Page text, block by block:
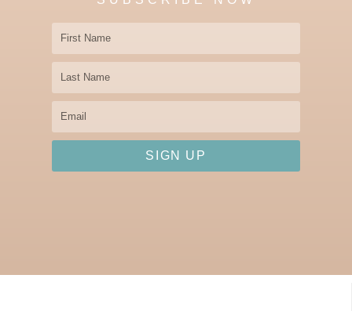
First
Name
Last
Name
Email
SIGN UP